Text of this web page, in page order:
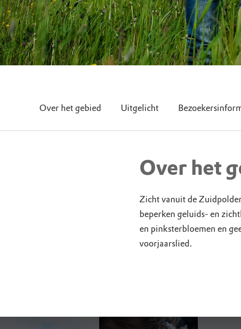
Over het gebied Uitgelicht
Over het
Zicht vanuit de
beperken geluids- en
en pinksterbloemen en
voorjaarslied.